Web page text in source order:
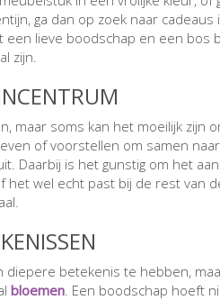
ga dan op zoek naar
een lieve boodschap en een bos
zijn.
maar soms kan het moeilijk
of voorstellen om samen
Daarbij is het gunstig om het
wel echt past bij de rest van
diepere betekenis te hebben,
bloemen. Een boodschap hoeft